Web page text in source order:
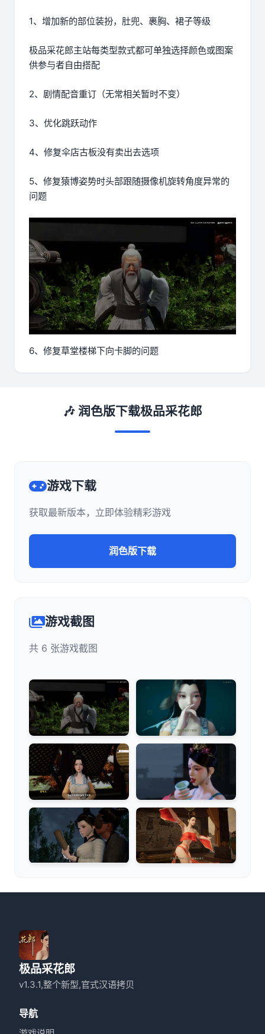
1、增加新的部位装扮，肚兜、裹胸、裙子等级
极品采花郎主站每类型款式都可单独选择颜色或图案
供参与者自由搭配
2、剧情配音重订（无常相关暂时不变）
3、优化跳跃动作
4、修复伞店古板没有卖出去选项
5、修复猿博姿势时头部跟随摄像机旋转角度异常的
问题
6、修复草堂楼梯下向卡脚的问题
🎶 润色版下载极品采花郎
游戏下载
获取最新版本，立即体验精彩游戏
润色版下载
游戏截图
共 6 张游戏截图
极品采花郎
v1.3.1,整个新型,官式汉语拷贝
导航